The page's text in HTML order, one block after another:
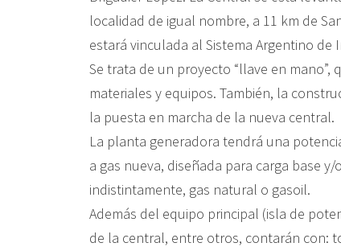
localidad de igual nombre, a 11 km de
estará vinculada al Sistema Argentino de
Se trata de un proyecto “llave en
materiales y equipos. También, la
la puesta en marcha de la nueva central.
La planta generadora tendrá una
a gas nueva, diseñada para carga base
indistintamente, gas natural o gasoil.
Además del equipo principal (isla de
de la central, entre otros, contarán con: